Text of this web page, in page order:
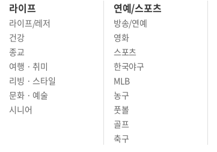
라이프
라이프/레저
건강
종교
여행 · 취미
리빙 · 스타일
문화 · 예술
시니어
연예/스포츠
방송/연예
영화
스포츠
한국야구
MLB
농구
풋볼
골프
축구